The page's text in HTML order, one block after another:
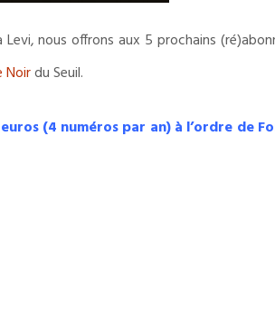
nous offrons aux 5 prochains
Noirdu Seuil.
(4 numéros par an) à l’ordre de